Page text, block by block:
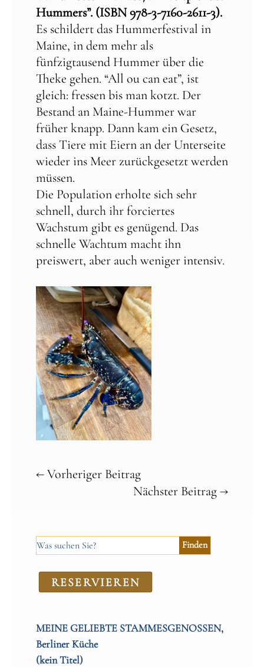
Hummers”. (ISBN 978-3-7160-2611-3).
Es schildert das Hummerfestival in
Maine, in dem mehr als
fünfzigtausend Hummer über die
Theke gehen. “All ou can eat”, ist
gleich: fressen bis man kotzt. Der
Bestand an Maine-Hummer war
früher knapp. Dann kam ein Gesetz,
dass Tiere mit Eiern an der Unterseite
wieder ins Meer zurückgesetzt werden
müssen.
Die Population erholte sich sehr
schnell, durch ihr forciertes
Wachstum gibt es genügend. Das
schnelle Wachtum macht ihn
preiswert, aber auch weniger intensiv.
←Vorheriger Beitrag
Nächster Beitrag→
RE­SER­VIEREN
MEINE GELIEBTE STAMMESGENOSSEN,
Berliner Küche
(kein Titel)